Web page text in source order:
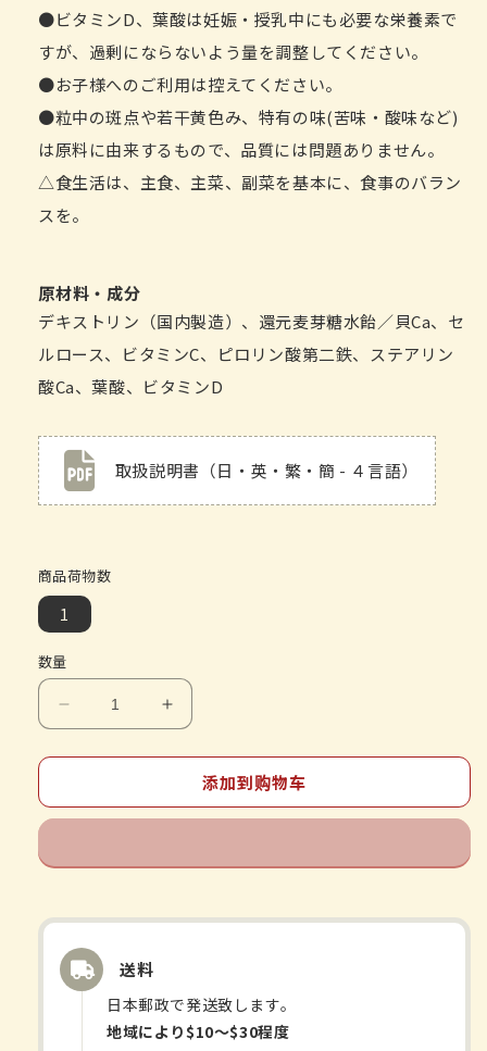
●ビタミンD、葉酸は妊娠・授乳中にも必要な栄養素で
すが、過剰にならないよう量を調整してください。
●お子様へのご利用は控えてください。
●粒中の斑点や若干黄色み、特有の味(苦味・酸味など)
は原料に由来するもので、品質には問題ありません。
△食生活は、主食、主菜、副菜を基本に、食事のバラン
スを。
原材料・成分
デキストリン（国内製造）、還元麦芽糖水飴／貝Ca、セ
ルロース、ビタミンC、ピロリン酸第二鉄、ステアリン
酸Ca、葉酸、ビタミンD
取扱説明書（日・英・繁・簡 - ４言語）
商品荷物数
1
数量
リ
ミ
ン
D
リ
D
葉
添加到购物车
送料
日本郵政で発送致します。
地域により$10〜$30程度